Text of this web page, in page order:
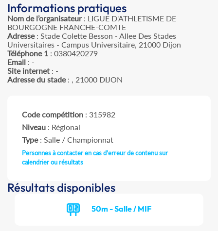
Informations pratiques
Nom de l’organisateur: LIGUE D'ATHLETISME DE
BOURGOGNE FRANCHE-COMTE
Adresse: Stade Colette Besson - Allee Des Stades
Universitaires - Campus Universitaire, 21000 Dijon
Téléphone 1 : 0380420279
Email : -
Site internet : -
Adresse du stade: , 21000 DIJON
Code compétition : 315982
Niveau : Régional
Type: Salle / Championnat
Personnes à contacter en cas d'erreur de contenu sur
calendrier ou résultats
Résultats disponibles
50m - Salle / MIF